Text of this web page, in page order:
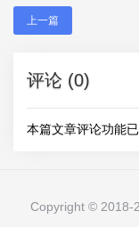
上一篇
评论 (0)
本篇文章评论功能
Copyright © 2018-